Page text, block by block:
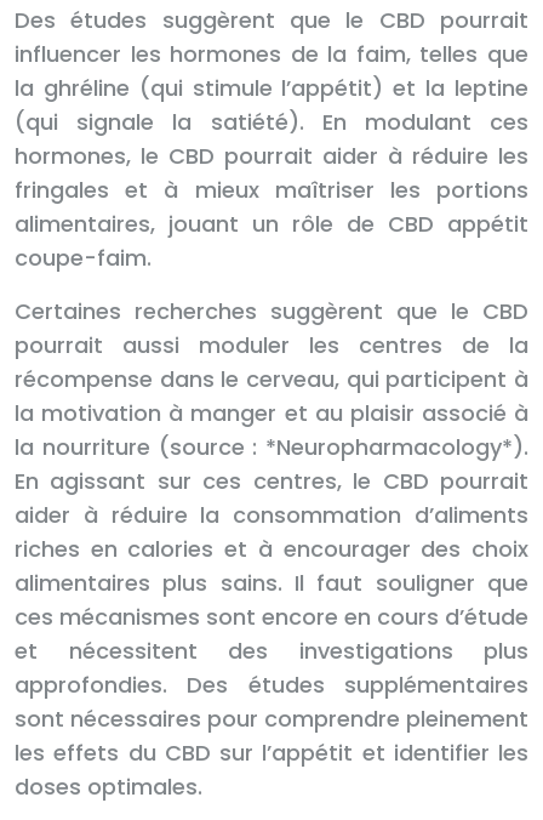
Des études suggèrent que le CBD pourrait
influencer les hormones de la faim, telles que
la ghréline (qui stimule l’appétit) et la leptine
(qui signale la satiété). En modulant ces
hormones, le CBD pourrait aider à réduire les
fringales et à mieux maîtriser les portions
alimentaires, jouant un rôle de CBD appétit
coupe-faim.
Certaines recherches suggèrent que le CBD
pourrait aussi moduler les centres de la
récompense dans le cerveau, qui participent à
la motivation à manger et au plaisir associé à
la nourriture (source : *Neuropharmacology*).
En agissant sur ces centres, le CBD pourrait
aider à réduire la consommation d’aliments
riches en calories et à encourager des choix
alimentaires plus sains. Il faut souligner que
ces mécanismes sont encore en cours d’étude
et nécessitent des investigations plus
approfondies. Des études supplémentaires
sont nécessaires pour comprendre pleinement
les effets du CBD sur l’appétit et identifier les
doses optimales.